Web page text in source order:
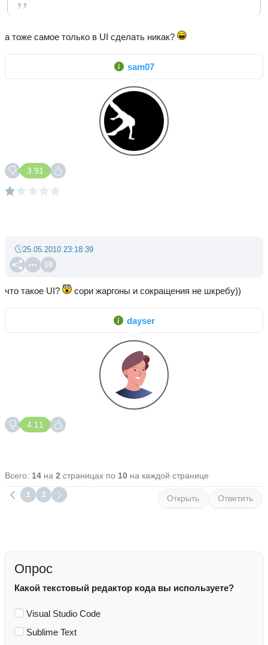
а тоже самое только в UI сделать никак?
sam07
3.91
10
25.05.2010 23:18:39
что такое UI? сори жаргоны и сокращения не шкребу))
dayser
4.11
Всего: 14 на 2 страницах по 10 на каждой странице
1 2 Открыть Ответить
Опрос
Какой текстовый редактор кода вы используете?
Visual Studio Code
Sublime Text